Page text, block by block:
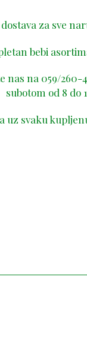
za sve
bebi
nas na 059/
subotom od 8 do
uz svaku